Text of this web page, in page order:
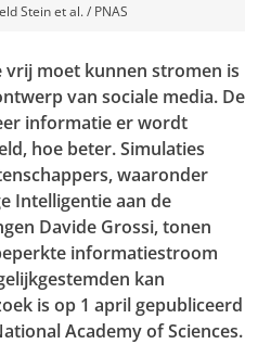
Stein et al. / PNAS
moet kunnen stromen is
van sociale media. De
informatie er wordt
hoe beter. Simulaties
waaronder
Intelligentie aan de
Davide Grossi, tonen
informatiestroom
kan
is op 1 april gepubliceerd
Academy of Sciences.